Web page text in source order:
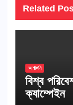
Related
আশাশুনি
বিশ্ব
ক্যাম্পেইন